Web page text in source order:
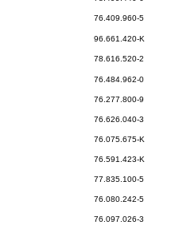
76.409.960-5
96.661.420-K
78.616.520-2
76.484.962-0
76.277.800-9
76.626.040-3
76.075.675-K
76.591.423-K
77.835.100-5
76.080.242-5
76.097.026-3